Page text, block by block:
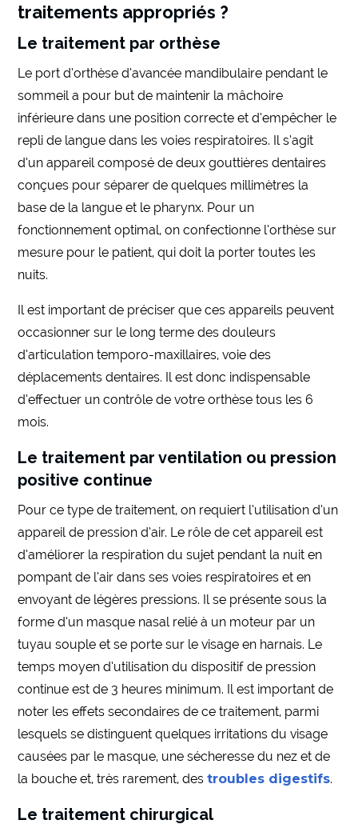
traitements appropriés ?
Le traitement par orthèse
Le port d’orthèse d’avancée mandibulaire pendant le
sommeil a pour but de maintenir la mâchoire
inférieure dans une position correcte et d’empêcher le
repli de langue dans les voies respiratoires. Il s’agit
d’un appareil composé de deux gouttières dentaires
conçues pour séparer de quelques millimètres la
base de la langue et le pharynx. Pour un
fonctionnement optimal, on confectionne l’orthèse sur
mesure pour le patient, qui doit la porter toutes les
nuits.
Il est important de préciser que ces appareils peuvent
occasionner sur le long terme des douleurs
d’articulation temporo-maxillaires, voie des
déplacements dentaires. Il est donc indispensable
d’effectuer un contrôle de votre orthèse tous les 6
mois.
Le traitement par ventilation ou pression
positive continue
Pour ce type de traitement, on requiert l’utilisation d’un
appareil de pression d’air. Le rôle de cet appareil est
d’améliorer la respiration du sujet pendant la nuit en
pompant de l’air dans ses voies respiratoires et en
envoyant de légères pressions. Il se présente sous la
forme d’un masque nasal relié à un moteur par un
tuyau souple et se porte sur le visage en harnais. Le
temps moyen d’utilisation du dispositif de pression
continue est de 3 heures minimum. Il est important de
noter les effets secondaires de ce traitement, parmi
lesquels se distinguent quelques irritations du visage
causées par le masque, une sécheresse du nez et de
la bouche et, très rarement, destroubles digestifs.
Le traitement chirurgical